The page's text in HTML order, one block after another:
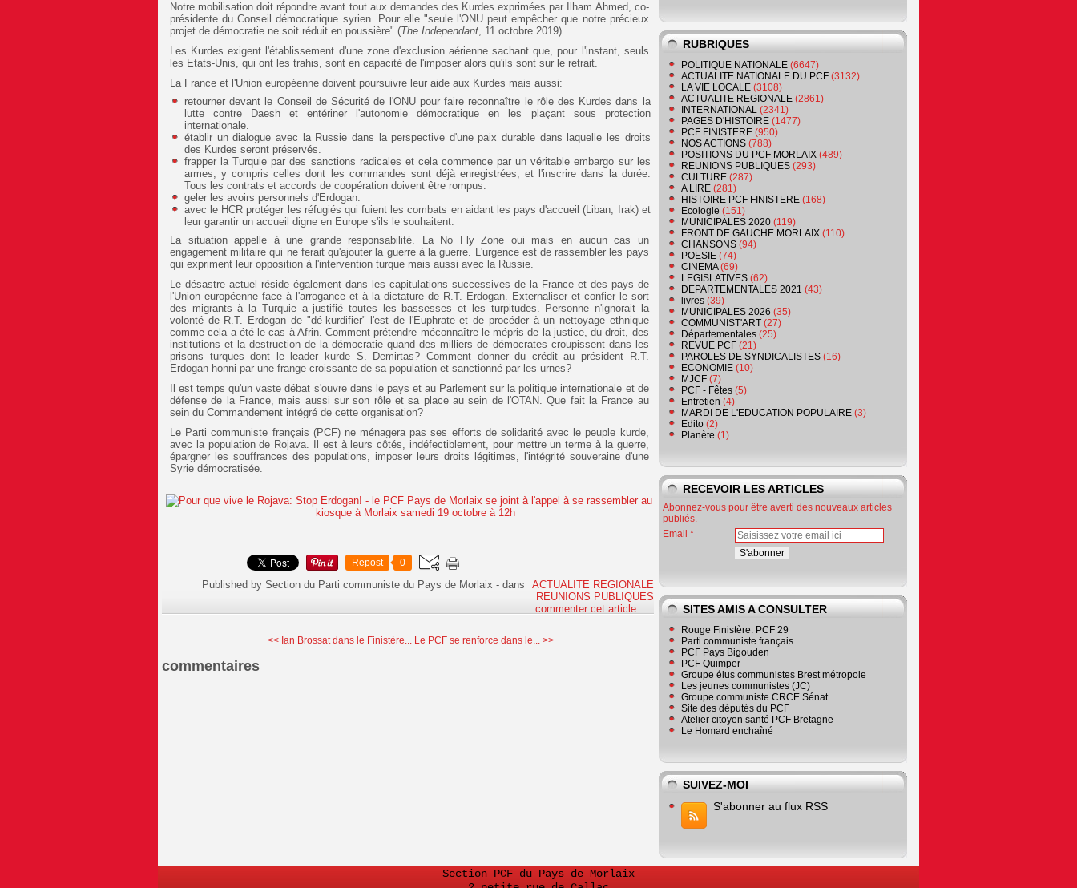
Notre mobilisation doit répondre avant tout aux demandes des Kurdes exprimées par Ilham Ahmed, co-
présidente du Conseil démocratique syrien. Pour elle "seule l'ONU peut empêcher que notre précieux
projet de démocratie ne soit réduit en poussière" (The Independant, 11 octobre 2019).
Les Kurdes exigent l'établissement d'une zone d'exclusion aérienne sachant que, pour l'instant, seuls
les Etats-Unis, qui ont les trahis, sont en capacité de l'imposer alors qu'ils sont sur le retrait.
La France et l'Union européenne doivent poursuivre leur aide aux Kurdes mais aussi:
retourner devant le Conseil de Sécurité de l'ONU pour faire reconnaître le rôle des Kurdes dans la
lutte contre Daesh et entériner l'autonomie démocratique en les plaçant sous protection
internationale.
établir un dialogue avec la Russie dans la perspective d'une paix durable dans laquelle les droits
des Kurdes seront préservés.
frapper la Turquie par des sanctions radicales et cela commence par un véritable embargo sur les
armes, y compris celles dont les commandes sont déjà enregistrées, et l'inscrire dans la durée.
Tous les contrats et accords de coopération doivent être rompus.
geler les avoirs personnels d'Erdogan.
avec le HCR protéger les réfugiés qui fuient les combats en aidant les pays d'accueil (Liban, Irak) et
leur garantir un accueil digne en Europe s'ils le souhaitent.
La situation appelle à une grande responsabilité. La No Fly Zone oui mais en aucun cas un
engagement militaire qui ne ferait qu'ajouter la guerre à la guerre. L'urgence est de rassembler les pays
qui expriment leur opposition à l'intervention turque mais aussi avec la Russie.
Le désastre actuel réside également dans les capitulations successives de la France et des pays de
l'Union européenne face à l'arrogance et à la dictature de R.T. Erdogan. Externaliser et confier le sort
des migrants à la Turquie a justifié toutes les bassesses et les turpitudes. Personne n'ignorait la
volonté de R.T. Erdogan de "dé-kurdifier" l'est de l'Euphrate et de procéder à un nettoyage ethnique
comme cela a été le cas à Afrin. Comment prétendre méconnaître le mépris de la justice, du droit, des
institutions et la destruction de la démocratie quand des milliers de démocrates croupissent dans les
prisons turques dont le leader kurde S. Demirtas? Comment donner du crédit au président R.T.
Erdogan honni par une frange croissante de sa population et sanctionné par les urnes?
Il est temps qu'un vaste débat s'ouvre dans le pays et au Parlement sur la politique internationale et de
défense de la France, mais aussi sur son rôle et sa place au sein de l'OTAN. Que fait la France au
sein du Commandement intégré de cette organisation?
Le Parti communiste français (PCF) ne ménagera pas ses efforts de solidarité avec le peuple kurde,
avec la population de Rojava. Il est à leurs côtés, indéfectiblement, pour mettre un terme à la guerre,
épargner les souffrances des populations, imposer leurs droits légitimes, l'intégrité souveraine d'une
Syrie démocratisée.
Repost 0
Published by Section du Parti communiste du Pays de Morlaix -dans
ACTUALITE REGIONALE
REUNIONS PUBLIQUES
commenter cet article
…
<< Ian Brossat dans le Finistère... Le PCF se renforce dans le... >>
commentaires
RUBRIQUES
POLITIQUE NATIONALE (6647)
ACTUALITE NATIONALE DU PCF (3132)
LA VIE LOCALE (3108)
ACTUALITE REGIONALE (2861)
INTERNATIONAL (2341)
PAGES D'HISTOIRE (1477)
PCF FINISTERE (950)
NOS ACTIONS (788)
POSITIONS DU PCF MORLAIX (489)
REUNIONS PUBLIQUES (293)
CULTURE (287)
A LIRE (281)
HISTOIRE PCF FINISTERE (168)
Ecologie (151)
MUNICIPALES 2020 (119)
FRONT DE GAUCHE MORLAIX (110)
CHANSONS (94)
POESIE (74)
CINEMA(69)
LEGISLATIVES (62)
DEPARTEMENTALES 2021 (43)
livres (39)
MUNICIPALES 2026 (35)
COMMUNIST'ART (27)
Départementales (25)
REVUE PCF (21)
PAROLES DE SYNDICALISTES (16)
ECONOMIE (10)
MJCF (7)
PCF - Fêtes (5)
Entretien (4)
MARDI DE L'EDUCATION POPULAIRE (3)
Edito (2)
Planète (1)
RECEVOIR LES ARTICLES
Abonnez-vous pour être averti des nouveaux articles
publiés.
Email
SITES AMIS A CONSULTER
Rouge Finistère: PCF 29
Parti communiste français
PCF Pays Bigouden
PCF Quimper
Groupe élus communistes Brest métropole
Les jeunes communistes (JC)
Groupe communiste CRCE Sénat
Site des députés du PCF
Atelier citoyen santé PCF Bretagne
Le Homard enchaîné
SUIVEZ-MOI
S'abonner au flux RSS
Section PCF du Pays de Morlaix